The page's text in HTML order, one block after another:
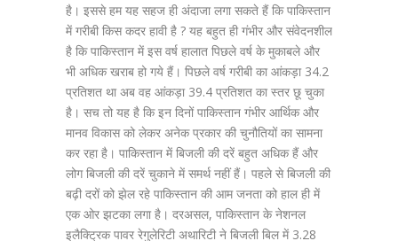
है। इससे हम यह सहज ही अंदाजा लगा सकते हैं कि पाकिस्तान
में गरीबी किस कदर हावी है ? यह बहुत ही गंभीर और संवेदनशील
है कि पाकिस्तान में इस वर्ष हालात पिछले वर्ष के मुकाबले और
भी अधिक खराब हो गये हैं। पिछले वर्ष गरीबी का आंकड़ा 34.2
प्रतिशत था अब वह आंकड़ा 39.4 प्रतिशत का स्तर छू चुका
है। सच तो यह है कि इन दिनों पाकिस्तान गंभीर आर्थिक और
मानव विकास को लेकर अनेक प्रकार की चुनौतियों का सामना
कर रहा है। पाकिस्तान में बिजली की दरें बहुत अधिक हैं और
लोग बिजली की दरें चुकाने में समर्थ नहीं हैं। पहले से बिजली की
बढ़ी दरों को झेल रहे पाकिस्तान की आम जनता को हाल ही में
एक ओर झटका लगा है। दरअसल, पाकिस्तान के नेशनल
इलैक्ट्रिक पावर रेगुलेरिटी अथारिटी ने बिजली बिल में 3.28